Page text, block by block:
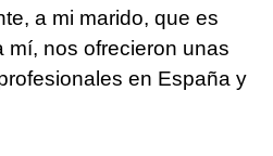
a mi marido, que es
mí, nos ofrecieron unas
en España y